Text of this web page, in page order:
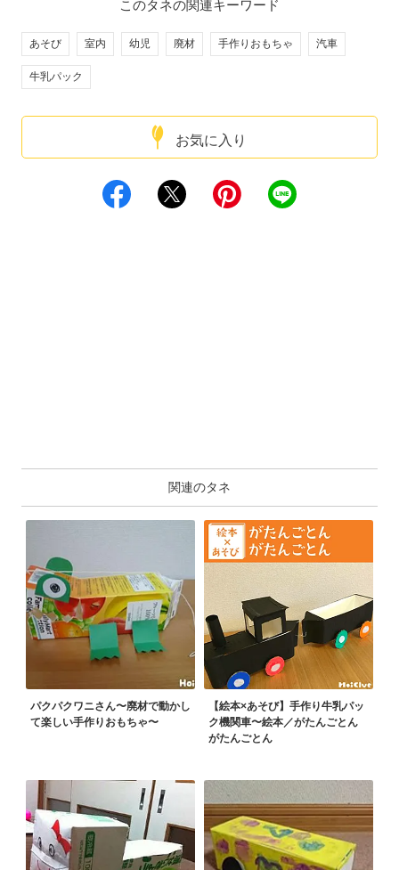
お気に入り
このタネの関連キーワード
あそび 室内 幼児 廃材 手作りおもちゃ 汽車
牛乳パック
関連のタネ
パクパクワニさん〜廃材で動かし
て楽しい手作りおもちゃ〜
【絵本×あそび】手作り牛乳パッ
ク機関車〜絵本／がたんごとん
がたんごとん